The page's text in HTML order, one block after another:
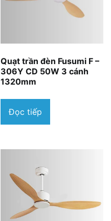
Quạt trần đèn Fusumi F –
306Y CD 50W 3 cánh
1320mm
Đọc tiếp